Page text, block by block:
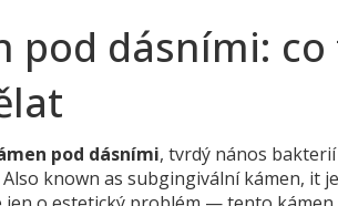
pod dásními:
pod dásními, tvrdý nános
Also known as subgingivální kámen, it